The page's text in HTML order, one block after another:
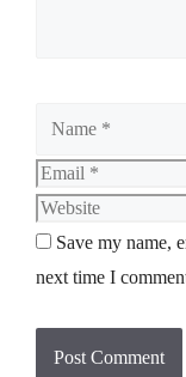
Save my name,
next time I